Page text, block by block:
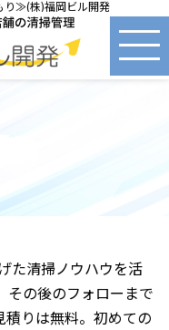
り≫(株)福岡ビル開発
た清掃ノウハウを活
その後のフォローまで
りは無料。初めての